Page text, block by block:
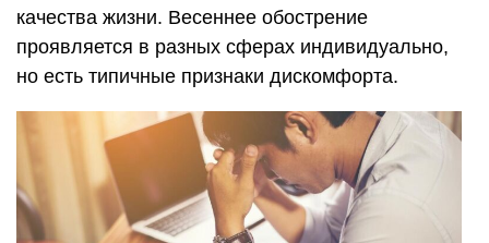
качества жизни. Весеннее обострение
проявляется в разных сферах индивидуально,
но есть типичные признаки дискомфорта.